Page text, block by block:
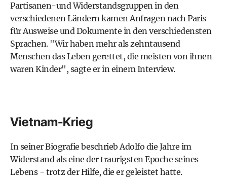
Partisanen-und Widerstandsgruppen in den
verschiedenen Ländern kamen Anfragen nach Paris
für Ausweise und Dokumente in den verschiedensten
Sprachen. "Wir haben mehr als zehntausend
Menschen das Leben gerettet, die meisten von ihnen
waren Kinder", sagte er in einem Interview.
Vietnam-Krieg
In seiner Biografie beschrieb Adolfo die Jahre im
Widerstand als eine der traurigsten Epoche seines
Lebens - trotz der Hilfe, die er geleistet hatte.